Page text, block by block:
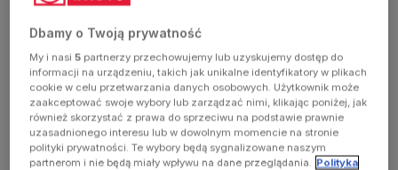
has
occurred
(see the
browser
Dbamy o Twoją prywatność
My i nasi5 partnerzy przechowujemy lub uzyskujemy dostęp do
informacji na urządzeniu, takich jak unikalne identyfikatory w plikach
cookie w celu przetwarzania danych osobowych. Użytkownik może
zaakceptować swoje wybory lub zarządzać nimi, klikając poniżej, jak
również skorzystać z prawa do sprzeciwu na podstawie prawnie
uzasadnionego interesu lub w dowolnym momencie na stronie
polityki prywatności. Te wybory będą sygnalizowane naszym
partnerom i nie będą miały wpływu na dane przeglądania. Polityka